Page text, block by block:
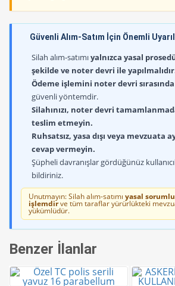
Güvenli Alım-Satım İçin Önemli
Silah alım-satımıyalnızca yasal
şekilde ve noter devri ile
Ödeme işlemini noter devri sırasında
güvenli yöntemdir.
Silahınızı, noter devri
teslim etmeyin.
Ruhsatsız, yasa dışı veya mevzuata
cevap vermeyin.
Şüpheli davranışlar gördüğünüz
bildiriniz.
Unutmayın: Silah alım-satımı yasal
işlemdirve tüm taraflar yürürlükteki
yükümlüdür.
Benzer İlanlar